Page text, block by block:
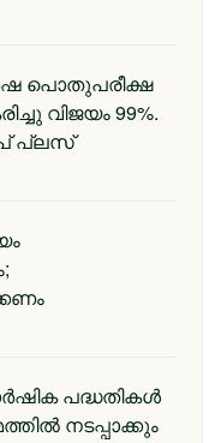
പൊതുപരീക്ഷ
വിജയം 99%.
പ്ലസ്
പദ്ധതികള്‍
നടപ്പാക്കും